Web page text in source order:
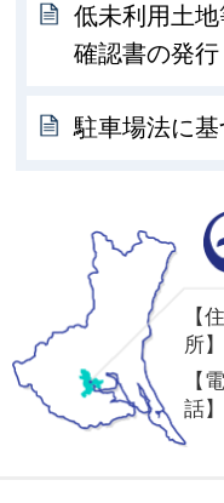
低未利用土
確認書の発行
駐車場法に
【住
所】
【電
話】